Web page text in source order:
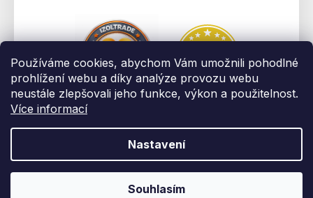
Používáme cookies, abychom Vám umožnili pohodlné
prohlížení webu a díky analýze provozu webu
neustále zlepšovali jeho funkce, výkon a použitelnost.
Více informací
Nastavení
Souhlasím
Vytvořil Shoptet
vyhrazena.